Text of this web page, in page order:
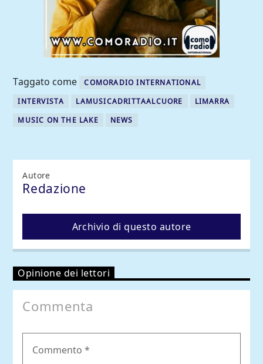
Taggato come
COMORADIO INTERNATIONAL
INTERVISTA
LAMUSICADRITTAALCUORE
LIMARRA
MUSIC ON THE LAKE
NEWS
Autore
Redazione
Archivio di questo autore
Opinione dei lettori
Commenta